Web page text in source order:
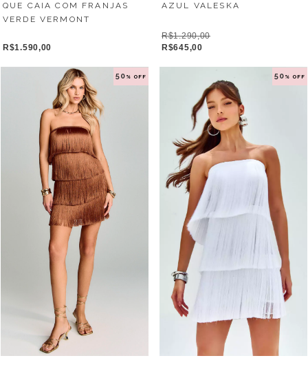
QUE CAIA COM FRANJAS
VERDE VERMONT
R$1.590,00
AZUL VALESKA
R$1.290,00
R$645,00
50 % OFF 50 % OFF